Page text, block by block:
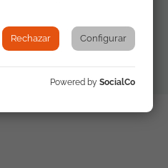
Rechazar Configurar
Powered by SocialCo